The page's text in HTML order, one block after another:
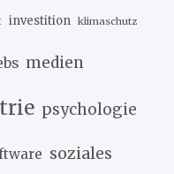
investition klimaschutz
medien
psychologie
soziales